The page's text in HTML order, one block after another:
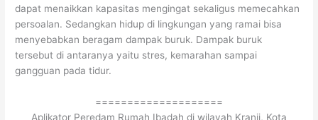
dapat menaikkan kapasitas mengingat sekaligus memecahkan
persoalan. Sedangkan hidup di lingkungan yang ramai bisa
menyebabkan beragam dampak buruk. Dampak buruk
tersebut di antaranya yaitu stres, kemarahan sampai
gangguan pada tidur.
====================
Aplikator Peredam Rumah Ibadah di wilayah Kranji, Kota